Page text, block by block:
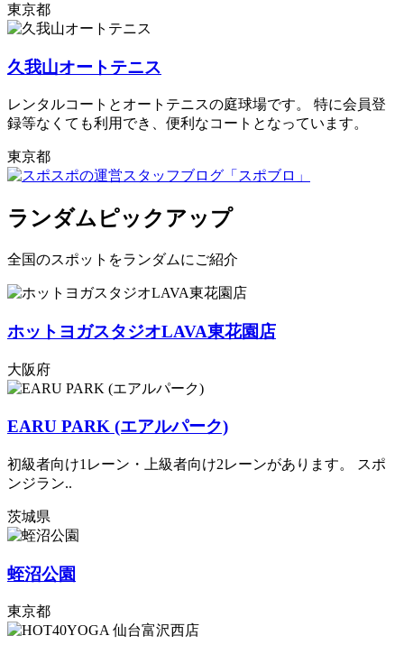
東京都
久我山オートテニス
レンタルコートとオートテニスの庭球場です。 特に会員登
録等なくても利用でき、便利なコートとなっています。
東京都
ランダムピックアップ
全国のスポットをランダムにご紹介
ホットヨガスタジオLAVA東花園店
大阪府
EARU PARK (エアルパーク)
初級者向け1レーン・上級者向け2レーンがあります。 スポ
ンジラン..
茨城県
蛭沼公園
東京都